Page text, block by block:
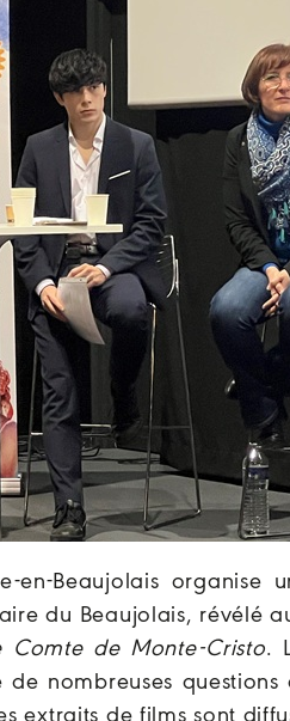
en-Beaujolais organise
du Beaujolais, révélé
Comte de Monte-Cristo.
nombreuses
extraits de films sont